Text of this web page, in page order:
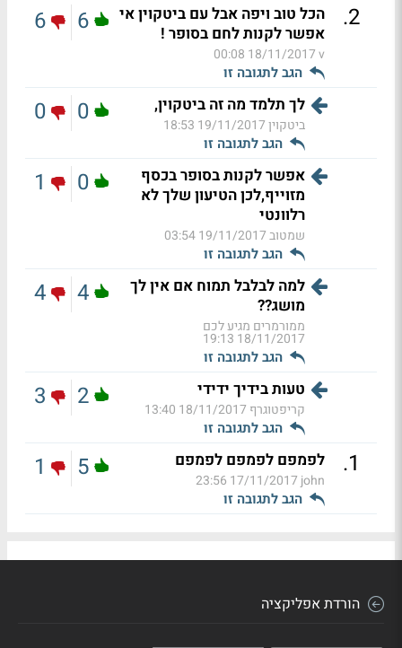
2
.
הכל טוב ויפה אבל עם ביטקוין אי
אפשר לקנות לחם בסופר !
v
18/11/2017 00:08
הגב לתגובה זו
6
6
לך תלמד מה זה ביטקוין,
ביטקוין19/11/2017 18:53
הגב לתגובה זו
0
0
אפשר לקנות בסופר בכסף
מזוייף,לכן הטיעון שלך לא
רלוונטי
שמטוב19/11/2017 03:54
הגב לתגובה זו
0
1
למה לבלבל תמוח אם אין לך
מושג??
ממורמרים מגיע לכם
18/11/2017 19:13
הגב לתגובה זו
4
4
טעות בידיך ידידי
קריפטוגרף 18/11/2017 13:40
הגב לתגובה זו
2
3
1
. לפמפם לפמפם לפמפם
john
17/11/2017 23:56
הגב לתגובה זו
5
1
הורדת אפליקציה